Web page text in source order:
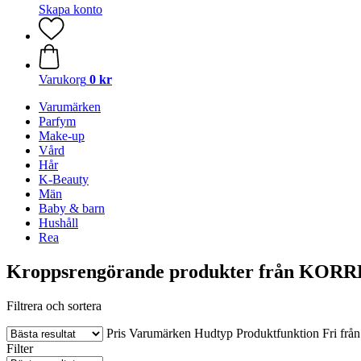
Skapa konto
Varukorg 0 kr
Varumärken
Parfym
Make-up
Vård
Hår
K-Beauty
Män
Baby & barn
Hushåll
Rea
Kroppsrengörande produkter från
Filtrera och sortera
Pris Varumärken Hudtyp Produktfunktion Fri från
Filter